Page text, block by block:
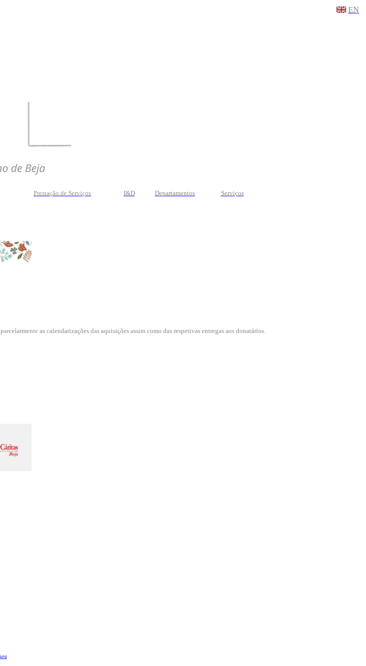
EN
Prestação de Serviços I&D Departamentos Serviços
parcelarmente as calendarizações das aquisições assim como das respetivas entregas aos donatários.